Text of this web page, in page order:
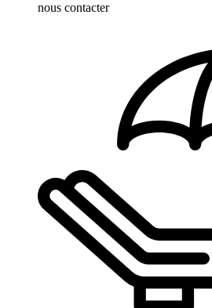
nous contacter